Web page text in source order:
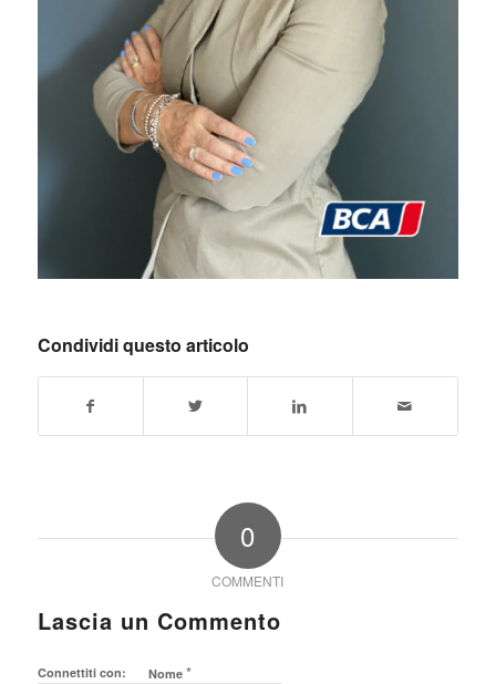
Condividi questo articolo
0
COMMENTI
Lascia un Commento
Connettiti con: Nome *